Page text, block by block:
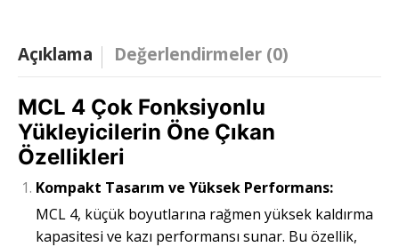
Açıklama Değerlendirmeler (0)
MCL 4 Çok Fonksiyonlu
Yükleyicilerin Öne Çıkan
Özellikleri
Kompakt Tasarım ve Yüksek Performans:
MCL 4, küçük boyutlarına rağmen yüksek kaldırma
kapasitesi ve kazı performansı sunar. Bu özellik,